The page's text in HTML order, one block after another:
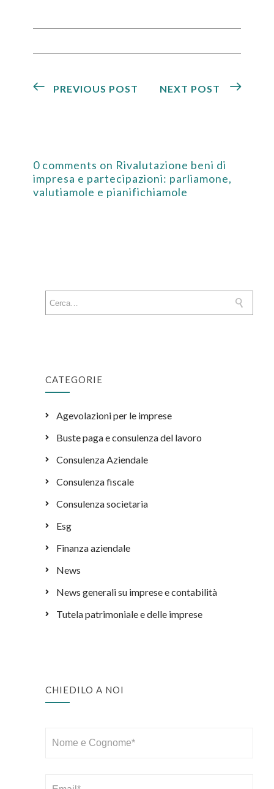
PREVIOUS POST NEXT POST
0 comments on Rivalutazione beni di
impresa e partecipazioni: parliamone,
valutiamole e pianifichiamole
CATEGORIE
Agevolazioni per le imprese
Buste paga e consulenza del lavoro
Consulenza Aziendale
Consulenza fiscale
Consulenza societaria
Esg
Finanza aziendale
News
News generali su imprese e contabilità
Tutela patrimoniale e delle imprese
CHIEDILO A NOI